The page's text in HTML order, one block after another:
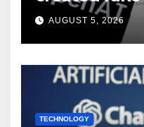
during UK
Report
AUGUST 5, 2026
TECHNOLOGY